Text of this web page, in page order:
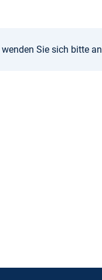
wenden Sie sich bitte an